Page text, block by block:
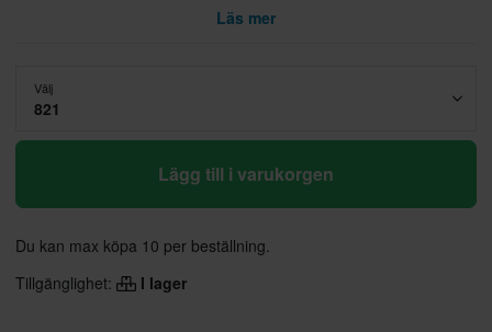
Läs mer
Välj
821
Lägg till i varukorgen
Du kan max köpa 10 per beställning.
Tillgänglighet:
I lager